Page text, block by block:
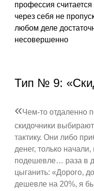
профессия
через себя не
любом деле
несовершенно
Тип № 9:
«Чем-то отдаленно
скидочники
тактику. Они либо
денег, только
подешевле… раза в
цыганить: «Дорого,
дешевле на 20%, я